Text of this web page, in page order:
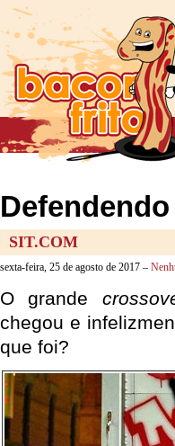
SIT.COM
sexta-feira, 25 de agosto de 2017 –
O grande
chegou e
que foi?